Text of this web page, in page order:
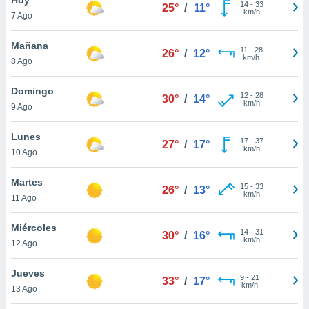
en
más
nuestra
de
cookies
aceptar
7 Ago
25° / 11° 14- 33
km/h
Mañana
8 Ago
26° / 12° 11 - 28
km/h
Domingo
9 Ago
30° / 14° 12- 28
km/h
Lunes
10 Ago
27° / 17° 17- 37
km/h
Martes
11 Ago
26° / 13° 15- 33
km/h
Miércoles
12 Ago
30° / 16° 14- 31
km/h
Jueves
13 Ago
33° / 17° 9- 21
km/h